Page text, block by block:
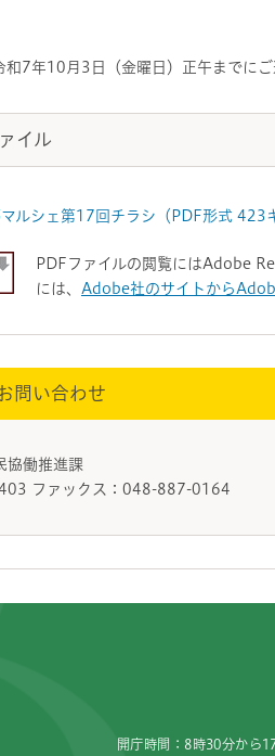
7年10月3日（金曜日）正午までにご
イル
ルシェ第17回チラシ（PDF形式 423
PDFファイルの閲覧にはAdobe
には、 Adobe社のサイトから
問い合わせ
協働推進課
ファックス：048-887-0164
開庁時間：8時30分から